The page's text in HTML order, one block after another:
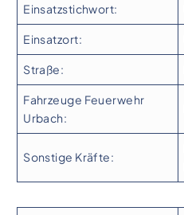
Einsatzstichwort:
Einsatzort:
Straße:
Fahrzeuge Feuerwehr
Urbach:
Sonstige Kräfte: